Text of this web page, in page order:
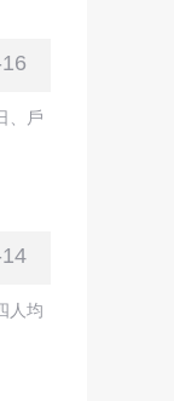
、戶
人均